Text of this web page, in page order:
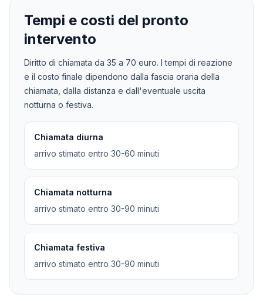
Tempi e costi del pronto
intervento
Diritto di chiamata da 35 a 70 euro. I tempi di reazione
e il costo finale dipendono dalla fascia oraria della
chiamata, dalla distanza e dall'eventuale uscita
notturna o festiva.
Chiamata diurna
arrivo stimato entro 30-60 minuti
Chiamata notturna
arrivo stimato entro 30-90 minuti
Chiamata festiva
arrivo stimato entro 30-90 minuti